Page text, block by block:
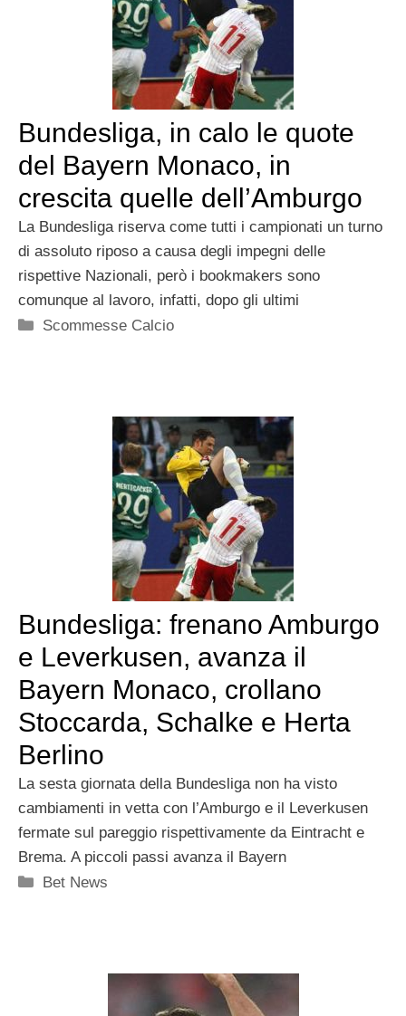
Bundesliga, in calo le quote
del Bayern Monaco, in
crescita quelle dell’Amburgo
La Bundesliga riserva come tutti i campionati un turno
di assoluto riposo a causa degli impegni delle
rispettive Nazionali, però i bookmakers sono
comunque al lavoro, infatti, dopo gli ultimi
Categorie
Scommesse Calcio
Bundesliga: frenano Amburgo
e Leverkusen, avanza il
Bayern Monaco, crollano
Stoccarda, Schalke e Herta
Berlino
La sesta giornata della Bundesliga non ha visto
cambiamenti in vetta con l’Amburgo e il Leverkusen
fermate sul pareggio rispettivamente da Eintracht e
Brema. A piccoli passi avanza il Bayern
Categorie
Bet News